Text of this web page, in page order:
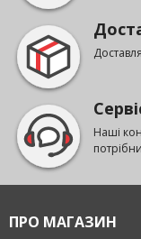
Наші
ПРО МАГАЗИН